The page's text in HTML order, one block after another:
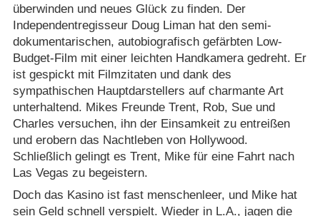
überwinden und neues Glück zu finden. Der
Independentregisseur Doug Liman hat den semi-
dokumentarischen, autobiografisch gefärbten Low-
Budget-Film mit einer leichten Handkamera gedreht. Er
ist gespickt mit Filmzitaten und dank des
sympathischen Hauptdarstellers auf charmante Art
unterhaltend. Mikes Freunde Trent, Rob, Sue und
Charles versuchen, ihn der Einsamkeit zu entreißen
und erobern das Nachtleben von Hollywood.
Schließlich gelingt es Trent, Mike für eine Fahrt nach
Las Vegas zu begeistern.
Doch das Kasino ist fast menschenleer, und Mike hat
sein Geld schnell verspielt. Wieder in L.A., jagen die